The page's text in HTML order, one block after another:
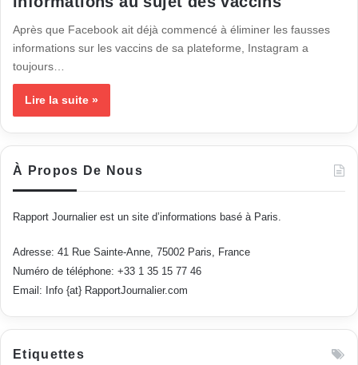
Après que Facebook ait déjà commencé à éliminer les fausses
informations sur les vaccins de sa plateforme, Instagram a
toujours…
Lire la suite »
À Propos De Nous
Rapport Journalier est un site d’informations basé à Paris.
Adresse: 41 Rue Sainte-Anne, 75002 Paris, France
Numéro de téléphone: +33 1 35 15 77 46
Email: Info {at} RapportJournalier.com
Etiquettes